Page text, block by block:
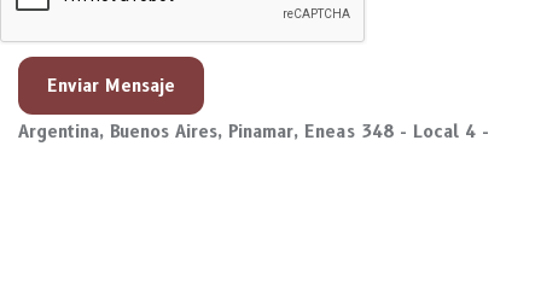
Enviar Mensaje
Argentina, Buenos Aires, Pinamar, Eneas 348 - Local 4 -